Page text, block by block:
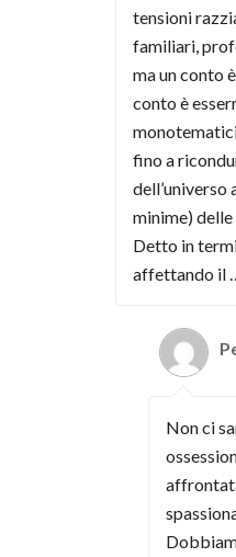
tensioni
familiari,
ma un conto
conto è
fino a
minime)
Detto in
affettando il
Non ci